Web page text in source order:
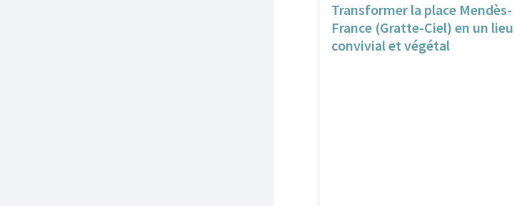
Transformer la place Mendès-
France (Gratte-Ciel) en un lieu
convivial et végétal